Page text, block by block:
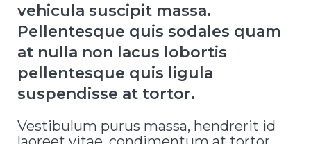
vehicula suscipit massa.
Pellentesque quis sodales quam
at nulla non lacus lobortis
pellentesque quis ligula
suspendisse at tortor.
Vestibulum purus massa, hendrerit id